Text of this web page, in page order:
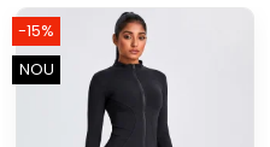
-15%
NOU